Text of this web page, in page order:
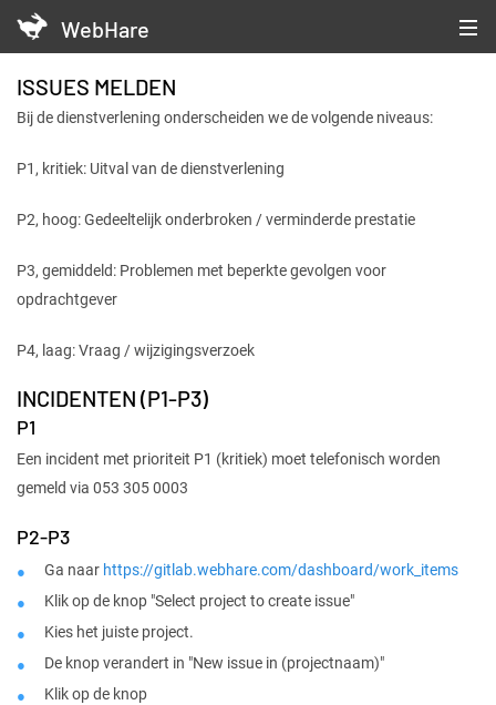
WebHare
ISSUES MELDEN
Bij de dienstverlening onderscheiden we de volgende niveaus:
P1, kritiek: Uitval van de dienstverlening
P2, hoog: Gedeeltelijk onderbroken / verminderde prestatie
P3, gemiddeld: Problemen met beperkte gevolgen voor
opdrachtgever
P4, laag: Vraag / wijzigingsverzoek
INCIDENTEN (P1-P3)
P1
Een incident met prioriteit P1 (kritiek) moet telefonisch worden
gemeld via 053 305 0003
P2-P3
Ga naar https://gitlab.webhare.com/dashboard/work_items
Klik op de knop "Select project to create issue"
Kies het juiste project.
De knop verandert in "New issue in (projectnaam)"
Klik op de knop